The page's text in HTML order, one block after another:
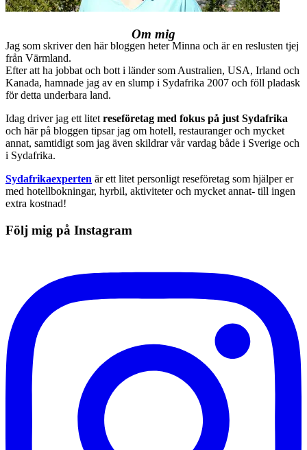
Om mig
Jag som skriver den här bloggen heter Minna och är en reslusten tjej
från Värmland.
Efter att ha jobbat och bott i länder som Australien, USA, Irland och
Kanada, hamnade jag av en slump i Sydafrika 2007 och föll pladask
för detta underbara land.
Idag driver jag ett litet reseföretag med fokus på just Sydafrika
och här på bloggen tipsar jag om hotell, restauranger och mycket
annat, samtidigt som jag även skildrar vår vardag både i Sverige och
i Sydafrika.
Sydafrikaexperten är ett litet personligt reseföretag som hjälper er
med hotellbokningar, hyrbil, aktiviteter och mycket annat- till ingen
extra kostnad!
Följ mig på Instagram